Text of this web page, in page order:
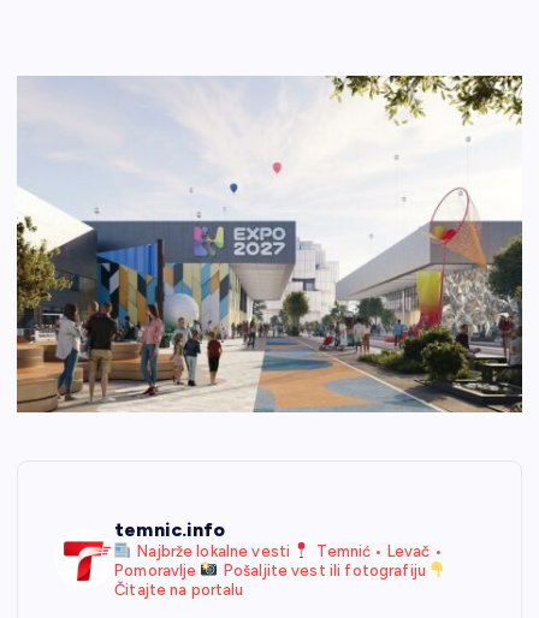
temnic.info
Najbrže lokalne vesti
Temnić • Levač •
Pomoravlje
Pošaljite vest ili fotografiju
Čitajte na portalu